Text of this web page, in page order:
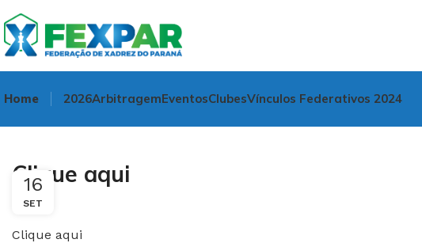
Home 2026ArbitragemEventosClubesVínculos Federativos 2024
Clique aqui
16
SET
Clique aqui